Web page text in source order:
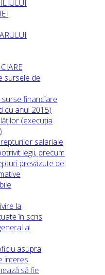
sursele de
surse financiare
cu anul 2015)
(execuția
salariale
legii, precum
prevăzute de
la
în scris
al
asupra
interes
să fie